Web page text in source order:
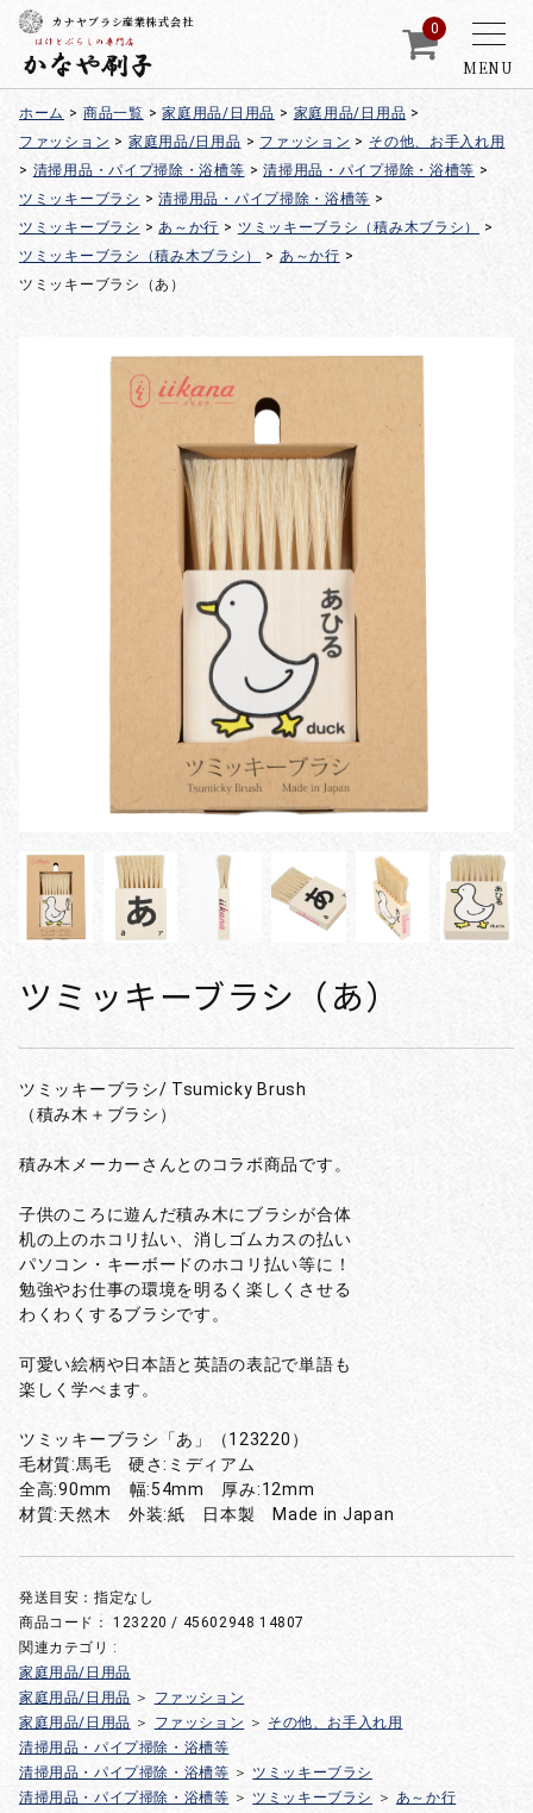
MENU
カナヤブラシ産業株式会社 0
ホーム > 商品一覧 > 家庭用品/日用品 > 家庭用品/日用品 >
ファッション > 家庭用品/日用品 > ファッション > その他、お手入れ用
> 清掃用品・パイプ掃除・浴槽等 > 清掃用品・パイプ掃除・浴槽等 >
ツミッキーブラシ > 清掃用品・パイプ掃除・浴槽等 >
ツミッキーブラシ > あ～か行 > ツミッキーブラシ（積み木ブラシ）
>
ツミッキーブラシ（積み木ブラシ）
> あ～か行 >
ツミッキーブラシ（あ）
ツミッキーブラシ（あ）
ツミッキーブラシ/ Tsumicky Brush
（積み木＋ブラシ）
積み木メーカーさんとのコラボ商品です。
子供のころに遊んだ積み木にブラシが合体
机の上のホコリ払い、消しゴムカスの払い
パソコン・キーボードのホコリ払い等に！
勉強やお仕事の環境を明るく楽しくさせる
わくわくするブラシです。
可愛い絵柄や日本語と英語の表記で単語も
楽しく学べます。
ツミッキーブラシ「あ」（123220）
毛材質:馬毛 硬さ:ミディアム
全高:90mm 幅:54mm 厚み:12mm
材質:天然木 外装:紙 日本製 Made in Japan
発送目安：指定なし
商品コード：123220 / 45602948 14807
関連カテゴリ :
家庭用品/日用品
家庭用品/日用品 ＞
ファッション
家庭用品/日用品 ＞ ファッション ＞ その他、お手入れ用
清掃用品・パイプ掃除・浴槽等
清掃用品・パイプ掃除・浴槽等 ＞ ツミッキーブラシ
清掃用品・パイプ掃除・浴槽等 ＞ ツミッキーブラシ ＞ あ～か行